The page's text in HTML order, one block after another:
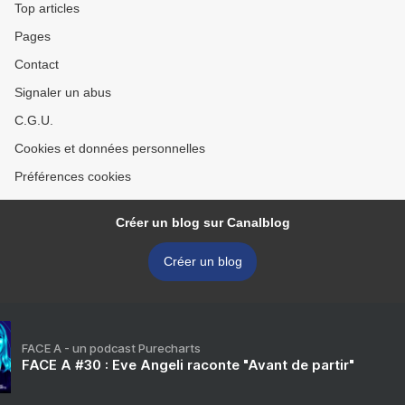
Top articles
Pages
Contact
Signaler un abus
C.G.U.
Cookies et données personnelles
Préférences cookies
Créer un blog sur Canalblog
Créer un blog
FACE A - un podcast Purecharts
FACE A #30 : Eve Angeli raconte "Avant de partir"